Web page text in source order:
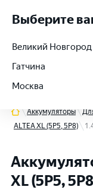
+7 (812) 564-54-91
Аккумуляторы
ALTEA XL (5P5, 5P8)
XL (5P5,
Выберите
Великий Новгород
Гатчина
Москва